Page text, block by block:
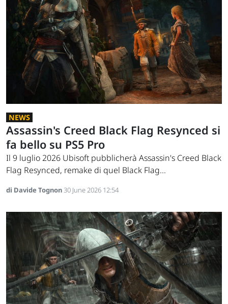
NEWS
Assassin's Creed Black Flag Resynced si
fa bello su PS5 Pro
Il 9 luglio 2026 Ubisoft pubblicherà Assassin's Creed Black
Flag Resynced, remake di quel Black Flag...
di Davide Tognon30 June 2026 12:54